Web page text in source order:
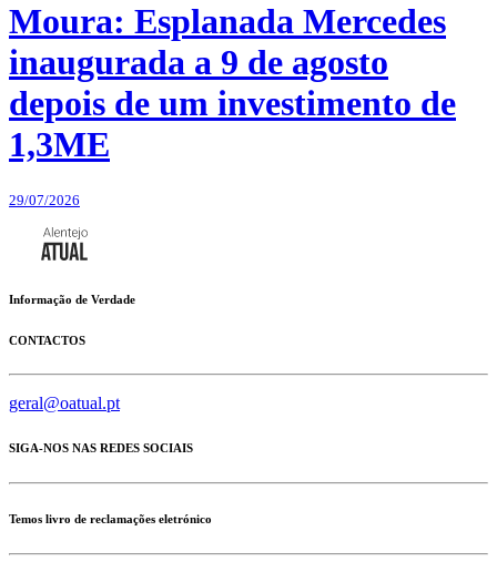
Moura: Esplanada Mercedes
inaugurada a 9 de agosto
depois de um investimento de
1,3ME
29/07/2026
Informação de Verdade
CONTACTOS
geral@oatual.pt
SIGA-NOS NAS REDES SOCIAIS
Temos livro de reclamações eletrónico